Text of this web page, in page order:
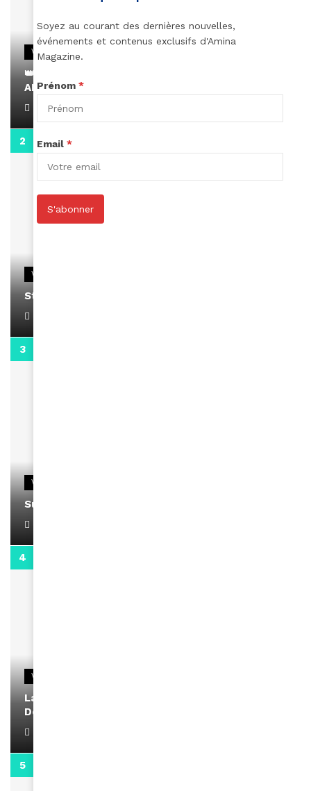
VIDEOS
👑 Remerciements à Ayden pour son message sur
AMINA, le Magazine de la Femme
April 1, 2022
VIDEOS
Stacy passe un message
VIDEOS
Support Black Business Wee-kend
VIDEOS
La rubrique santé speciale coronavirus du
Docteur Makanda
Soyez au courant des dernières nouvelles,
événements et contenus exclusifs d'Amina
Magazine.
Prénom *
Email *
S'abonner